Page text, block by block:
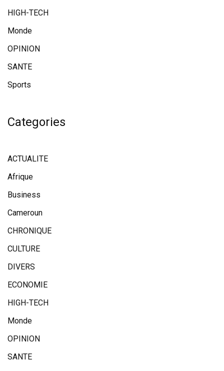
HIGH-TECH
Monde
OPINION
SANTE
Sports
Categories
ACTUALITE
Afrique
Business
Cameroun
CHRONIQUE
CULTURE
DIVERS
ECONOMIE
HIGH-TECH
Monde
OPINION
SANTE